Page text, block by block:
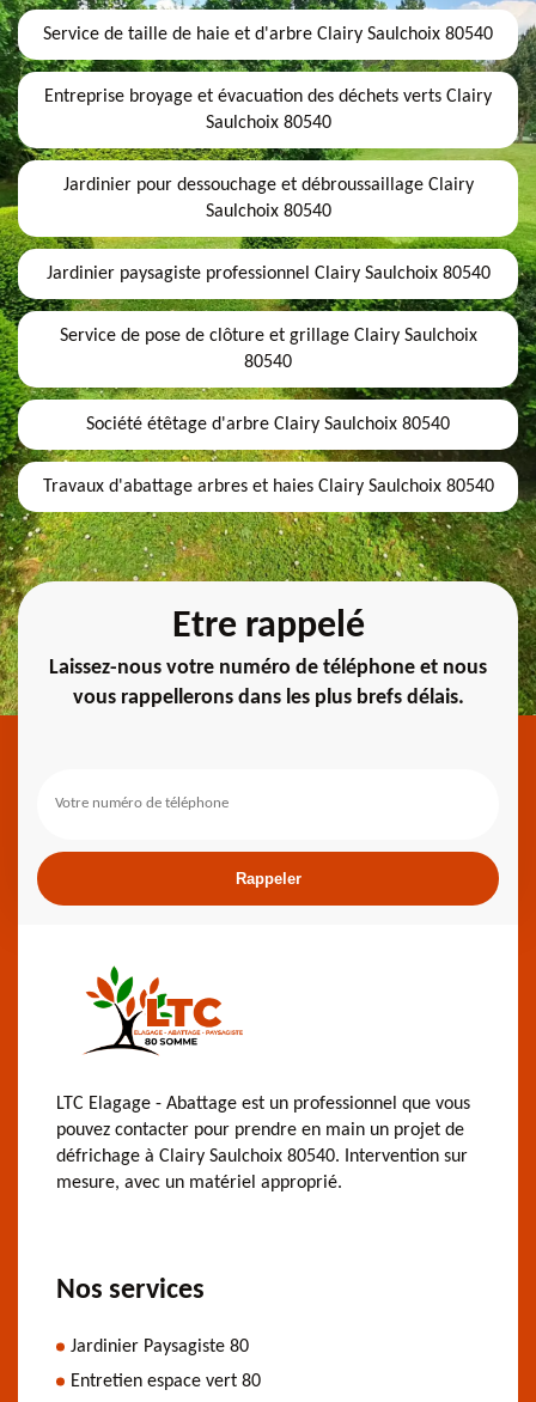
Service de taille de haie et d'arbre Clairy Saulchoix 80540
Entreprise broyage et évacuation des déchets verts Clairy
Saulchoix 80540
Jardinier pour dessouchage et débroussaillage Clairy
Saulchoix 80540
Jardinier paysagiste professionnel Clairy Saulchoix 80540
Service de pose de clôture et grillage Clairy Saulchoix
80540
Société étêtage d'arbre Clairy Saulchoix 80540
Travaux d'abattage arbres et haies Clairy Saulchoix 80540
Etre rappelé
Laissez-nous votre numéro de téléphone et nous
vous rappellerons dans les plus brefs délais.
LTC Elagage - Abattage est un professionnel que vous
pouvez contacter pour prendre en main un projet de
défrichage à Clairy Saulchoix 80540. Intervention sur
mesure, avec un matériel approprié.
Nos services
Jardinier Paysagiste 80
Entretien espace vert 80